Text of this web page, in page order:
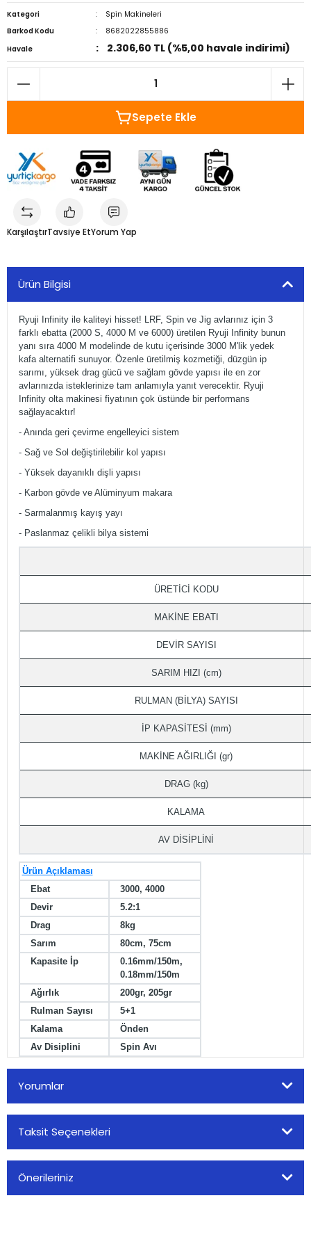
Kategori
Spin Makineleri
Barkod Kodu
8682022855886
Havale
2.306,60 TL (%5,00 havale indirimi)
Sepete Ekle
KarşılaştırTavsiye EtYorum Yap
Ürün Bilgisi
Ryuji Infinity ile kaliteyi hisset! LRF, Spin ve Jig avlarınız için 3
farklı ebatta (2000 S, 4000 M ve 6000) üretilen Ryuji Infinity bunun
yanı sıra 4000 M modelinde de kutu içerisinde 3000 M'lik yedek
kafa alternatifi sunuyor. Özenle üretilmiş kozmetiği, düzgün ip
sarımı, yüksek drag gücü ve sağlam gövde yapısı ile en zor
avlarınızda isteklerinize tam anlamıyla yanıt verecektir. Ryuji
Infinity olta makinesi fiyatının çok üstünde bir performans
sağlayacaktır!
- Anında geri çevirme engelleyici sistem
- Sağ ve Sol değiştirilebilir kol yapısı
- Yüksek dayanıklı dişli yapısı
- Karbon gövde ve Alüminyum makara
- Sarmalanmış kayış yayı
- Paslanmaz çelikli bilya sistemi
ÜRETİCİ KODU
MAKİNE EBATI
DEVİR SAYISI
SARIM HIZI (cm)
RULMAN (BİLYA) SAYISI
İP KAPASİTESİ (mm)
MAKİNE AĞIRLIĞI (gr)
DRAG (kg)
KALAMA
AV DİSİPLİNİ
Ürün Açıklaması
Ebat
3000, 4000
Devir
5.2:1
Drag
8kg
Sarım
80cm, 75cm
Kapasite İp
0.16mm/150m,
0.18mm/150m
Ağırlık
200gr, 205gr
Rulman Sayısı
5+1
Kalama
Önden
Av Disiplini
Spin Avı
Yorumlar
Taksit Seçenekleri
Önerileriniz